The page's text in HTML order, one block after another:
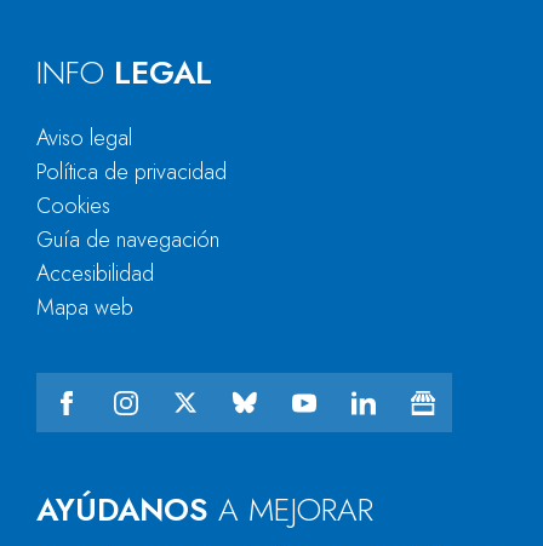
AYÚDANOS A MEJORAR
INFO LEGAL
Aviso legal
Política de privacidad
Cookies
Guía de navegación
Accesibilidad
Mapa web